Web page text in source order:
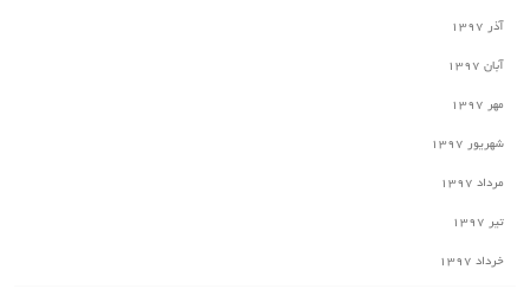
آذر ۱۳۹۷
آبان ۱۳۹۷
مهر ۱۳۹۷
شهریور ۱۳۹۷
مرداد ۱۳۹۷
تیر ۱۳۹۷
خرداد ۱۳۹۷